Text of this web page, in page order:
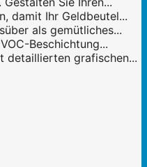
damit Ihr Geldbeutel...
als gemütliches...
Beschichtung...
detaillierten grafischen...